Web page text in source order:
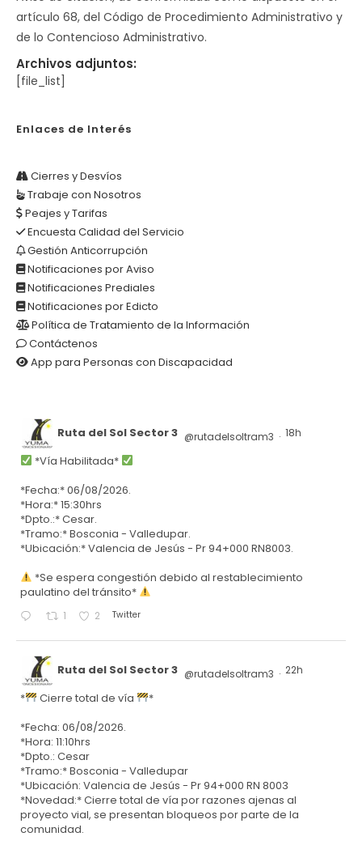
artículo 68, del Código de Procedimiento Administrativo y
de lo Contencioso Administrativo.
Archivos adjuntos:
[file_list]
Enlaces de Interés
Cierres y Desvíos
Trabaje con Nosotros
Peajes y Tarifas
Encuesta Calidad del Servicio
Gestión Anticorrupción
Notificaciones por Aviso
Notificaciones Prediales
Notificaciones por Edicto
Política de Tratamiento de la Información
Contáctenos
App para Personas con Discapacidad
Ruta del Sol Sector 3 @rutadelsoltram3 · 18h
*Vía Habilitada*
*Fecha:* 06/08/2026.
*Hora:* 15:30hrs
*Dpto.:* Cesar.
*Tramo:* Bosconia - Valledupar.
*Ubicación:* Valencia de Jesús - Pr 94+000 RN8003.
*Se espera congestión debido al restablecimiento
paulatino del tránsito*
1 2 Twitter
Ruta del Sol Sector 3 @rutadelsoltram3 · 22h
* Cierre total de vía
*
*Fecha: 06/08/2026.
*Hora: 11:10hrs
*Dpto.: Cesar
*Tramo:* Bosconia - Valledupar
*Ubicación: Valencia de Jesús - Pr 94+000 RN 8003
*Novedad:* Cierre total de vía por razones ajenas al
proyecto vial, se presentan bloqueos por parte de la
comunidad.